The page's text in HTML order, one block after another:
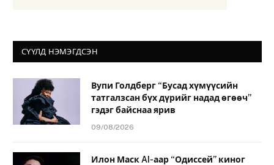
СҮҮЛД НЭМЭГДСЭН
Вупи Голдберг “Бусад хүмүүсийн
татгалзсан бүх дүрийг надад өгөөч”
гэдэг байснаа ярив
09/08/2026
Илон Маск AI-аар “Одиссей” киног